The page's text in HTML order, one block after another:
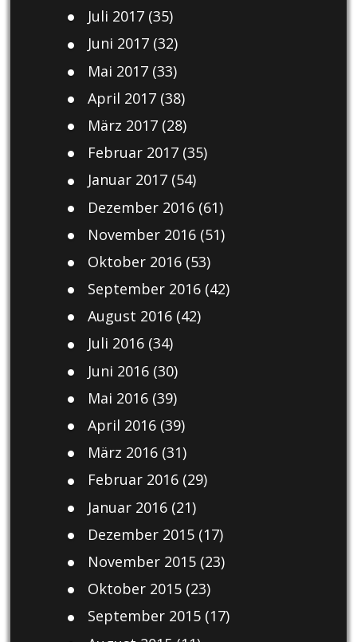
Juli 2017(35)
Juni 2017(32)
Mai 2017(33)
April 2017(38)
März 2017(28)
Februar 2017(35)
Januar 2017(54)
Dezember 2016(61)
November 2016(51)
Oktober 2016(53)
September 2016(42)
August 2016(42)
Juli 2016(34)
Juni 2016(30)
Mai 2016(39)
April 2016(39)
März 2016(31)
Februar 2016(29)
Januar 2016(21)
Dezember 2015(17)
November 2015(23)
Oktober 2015(23)
September 2015(17)